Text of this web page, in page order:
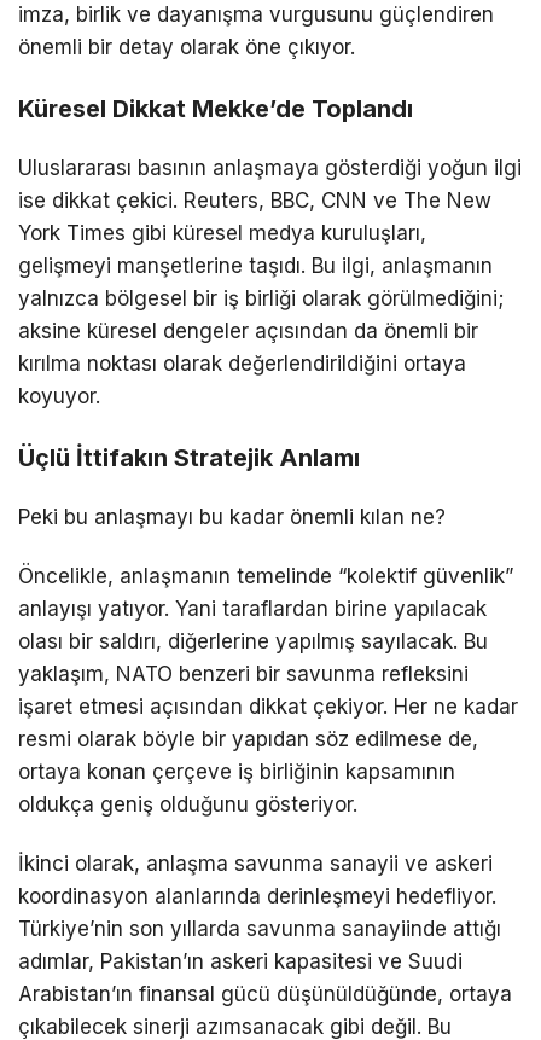
imza, birlik ve dayanışma vurgusunu güçlendiren
önemli bir detay olarak öne çıkıyor.
Küresel Dikkat Mekke’de Toplandı
Uluslararası basının anlaşmaya gösterdiği yoğun ilgi
ise dikkat çekici. Reuters, BBC, CNN ve The New
York Times gibi küresel medya kuruluşları,
gelişmeyi manşetlerine taşıdı. Bu ilgi, anlaşmanın
yalnızca bölgesel bir iş birliği olarak görülmediğini;
aksine küresel dengeler açısından da önemli bir
kırılma noktası olarak değerlendirildiğini ortaya
koyuyor.
Üçlü İttifakın Stratejik Anlamı
Peki bu anlaşmayı bu kadar önemli kılan ne?
Öncelikle, anlaşmanın temelinde “kolektif güvenlik”
anlayışı yatıyor. Yani taraflardan birine yapılacak
olası bir saldırı, diğerlerine yapılmış sayılacak. Bu
yaklaşım, NATO benzeri bir savunma refleksini
işaret etmesi açısından dikkat çekiyor. Her ne kadar
resmi olarak böyle bir yapıdan söz edilmese de,
ortaya konan çerçeve iş birliğinin kapsamının
oldukça geniş olduğunu gösteriyor.
İkinci olarak, anlaşma savunma sanayii ve askeri
koordinasyon alanlarında derinleşmeyi hedefliyor.
Türkiye’nin son yıllarda savunma sanayiinde attığı
adımlar, Pakistan’ın askeri kapasitesi ve Suudi
Arabistan’ın finansal gücü düşünüldüğünde, ortaya
çıkabilecek sinerji azımsanacak gibi değil. Bu